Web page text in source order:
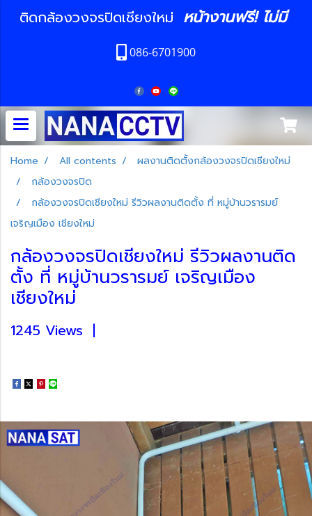
ติดกล้องวงจรปิดเชียงใหม่ หน้างานฟรี! ไม่มี
086-6701900
Home All contents
ผลงานติดตั้งกล้องวงจรปิดเชียงใหม่
กล้องวงจรปิด
กล้องวงจรปิดเชียงใหม่ รีวิวผลงานติดตั้ง ที่ หมู่บ้านวรารมย์
เจริญเมือง เชียงใหม่
กล้องวงจรปิดเชียงใหม่ รีวิวผลงานติด
ตั้ง ที่ หมู่บ้านวรารมย์ เจริญเมือง
เชียงใหม่
1245 Views |